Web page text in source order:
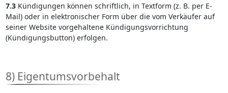
7.3Kündigungen können schriftlich, in Textform (z. B. per E-
Mail) oder in elektronischer Form über die vom Verkäufer auf
seiner Website vorgehaltene Kündigungsvorrichtung
(Kündigungsbutton) erfolgen.
8) Eigentumsvorbehalt